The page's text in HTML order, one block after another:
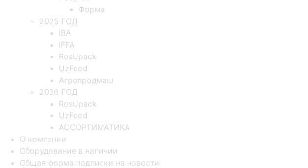
Форма
2025 ГОД
IBA
IFFA
RosUpack
UzFood
Агропродмаш
2026 ГОД
RosUpack
UzFood
АССОРТИМАТИКА
О компании
Оборудование в наличии
Общая форма подписки на новости